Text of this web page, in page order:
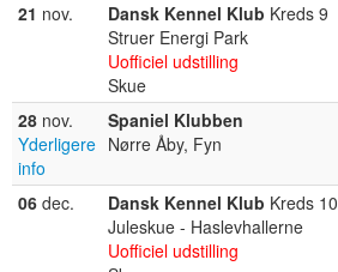
21 nov. Dansk Kennel Klub Kreds 9
Struer Energi Park
Uofficiel udstilling
Skue
28 nov.
Yderligere
info
Spaniel Klubben
Nørre Åby, Fyn
06 dec. Dansk Kennel Klub Kreds 10
Juleskue - Haslevhallerne
Uofficiel udstilling